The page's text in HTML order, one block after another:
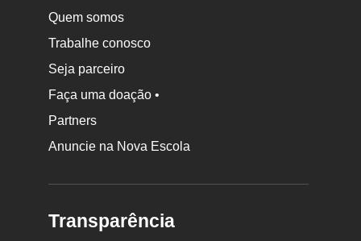
Quem somos
Trabalhe conosco
Seja parceiro
Faça uma doação •
Partners
Anuncie na Nova Escola
Transparência